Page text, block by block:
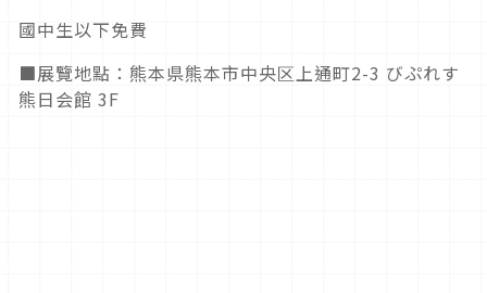
國中生以下免費
■展覽地點：熊本県熊本市中央区上通町2-3 びぷれす
熊日会館 3F